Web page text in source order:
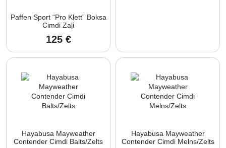
Paffen Sport “Pro Klett” Boksa
Cimdi Zaļi
125 €
Hayabusa Mayweather
Contender Cimdi Balts/Zelts
Hayabusa Mayweather
Contender Cimdi Melns/Zelts